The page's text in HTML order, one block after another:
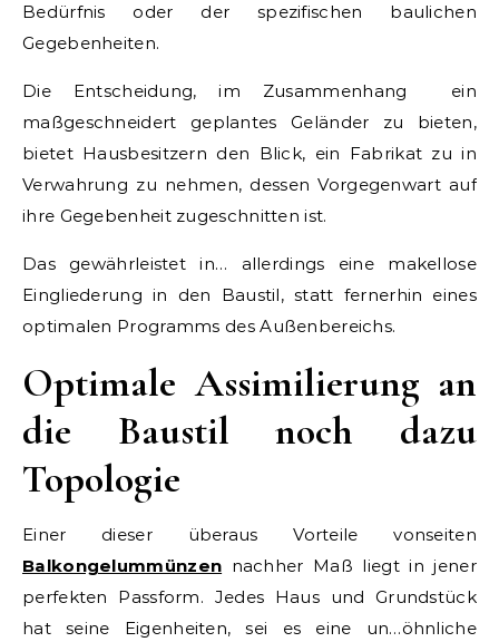
Bedürfnis oder der spezifischen baulichen
Gegebenheiten.
Die Entscheidung, im Zusammenhang ein
maßgeschneidert geplantes Geländer zu bieten,
bietet Hausbesitzern den Blick, ein Fabrikat zu in
Verwahrung zu nehmen, dessen Vorgegenwart auf
ihre Gegebenheit zugeschnitten ist.
Das gewährleistet in… allerdings eine makellose
Eingliederung in den Baustil, statt fernerhin eines
optimalen Programms des Außenbereichs.
Optimale Assimilierung an
die Baustil noch dazu
Topologie
Einer dieser überaus Vorteile vonseiten
Balkongelummünzen nachher Maß liegt in jener
perfekten Passform. Jedes Haus und Grundstück
hat seine Eigenheiten, sei es eine un…öhnliche